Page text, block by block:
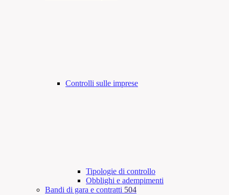
Controlli sulle imprese
Tipologie di controllo
Obblighi e adempimenti
Bandi di gara e contratti 504